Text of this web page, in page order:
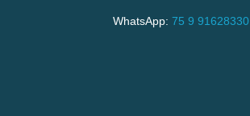
WhatsApp: 75 9 91628330